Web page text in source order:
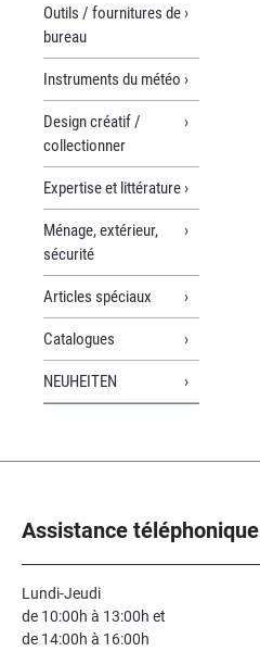
Outils / fournitures de
bureau
Instruments du météo
Design créatif /
collectionner
Expertise et littérature
Ménage, extérieur,
sécurité
Articles spéciaux
Catalogues
NEUHEITEN
Assistance téléphonique
Lundi-Jeudi
de 10:00h à 13:00h et
de 14:00h à 16:00h